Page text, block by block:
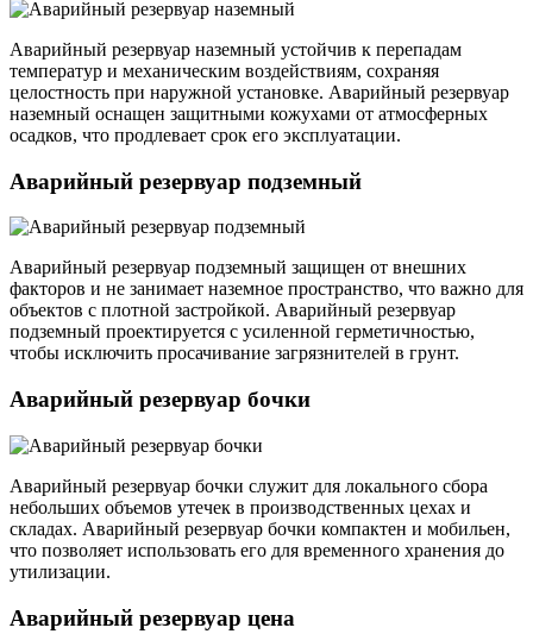
Аварийный резервуар наземный устойчив к перепадам
температур и механическим воздействиям, сохраняя
целостность при наружной установке. Аварийный резервуар
наземный оснащен защитными кожухами от атмосферных
осадков, что продлевает срок его эксплуатации.
Аварийный резервуар подземный
Аварийный резервуар подземный защищен от внешних
факторов и не занимает наземное пространство, что важно для
объектов с плотной застройкой. Аварийный резервуар
подземный проектируется с усиленной герметичностью,
чтобы исключить просачивание загрязнителей в грунт.
Аварийный резервуар бочки
Аварийный резервуар бочки служит для локального сбора
небольших объемов утечек в производственных цехах и
складах. Аварийный резервуар бочки компактен и мобильен,
что позволяет использовать его для временного хранения до
утилизации.
Аварийный резервуар цена